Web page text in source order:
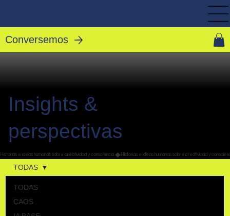
Conversemos
Insights &
perspectivas
TODAS
CAOS
TODAS